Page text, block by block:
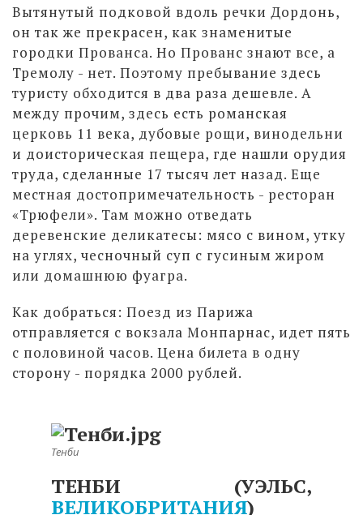
Вытянутый подковой вдоль речки Дордонь,
он так же прекрасен, как знаменитые
городки Прованса. Но Прованс знают все, а
Тремолу - нет. Поэтому пребывание здесь
туристу обходится в два раза дешевле. А
между прочим, здесь есть романская
церковь 11 века, дубовые рощи, винодельни
и доисторическая пещера, где нашли орудия
труда, сделанные 17 тысяч лет назад. Еще
местная достопримечательность - ресторан
«Трюфели». Там можно отведать
деревенские деликатесы: мясо с вином, утку
на углях, чесночный суп с гусиным жиром
или домашнюю фуагра.
Как добраться: Поезд из Парижа
отправляется с вокзала Монпарнас, идет пять
с половиной часов. Цена билета в одну
сторону - порядка 2000 рублей.
Тенби
ТЕНБИ (УЭЛЬС,
ВЕЛИКОБРИТАНИЯ)